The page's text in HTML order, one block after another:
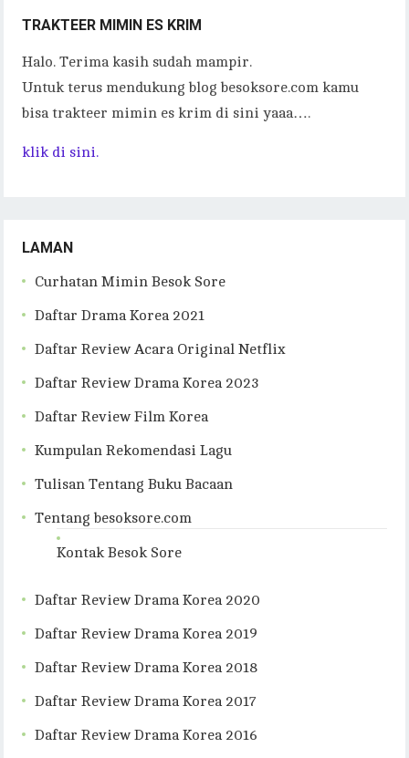
TRAKTEER MIMIN ES KRIM
Halo. Terima kasih sudah mampir.
Untuk terus mendukung blog besoksore.com kamu
bisa trakteer mimin es krim di sini yaaa….
klik di sini.
LAMAN
Curhatan Mimin Besok Sore
Daftar Drama Korea 2021
Daftar Review Acara Original Netflix
Daftar Review Drama Korea 2023
Daftar Review Film Korea
Kumpulan Rekomendasi Lagu
Tulisan Tentang Buku Bacaan
Tentang besoksore.com
Kontak Besok Sore
Daftar Review Drama Korea 2020
Daftar Review Drama Korea 2019
Daftar Review Drama Korea 2018
Daftar Review Drama Korea 2017
Daftar Review Drama Korea 2016